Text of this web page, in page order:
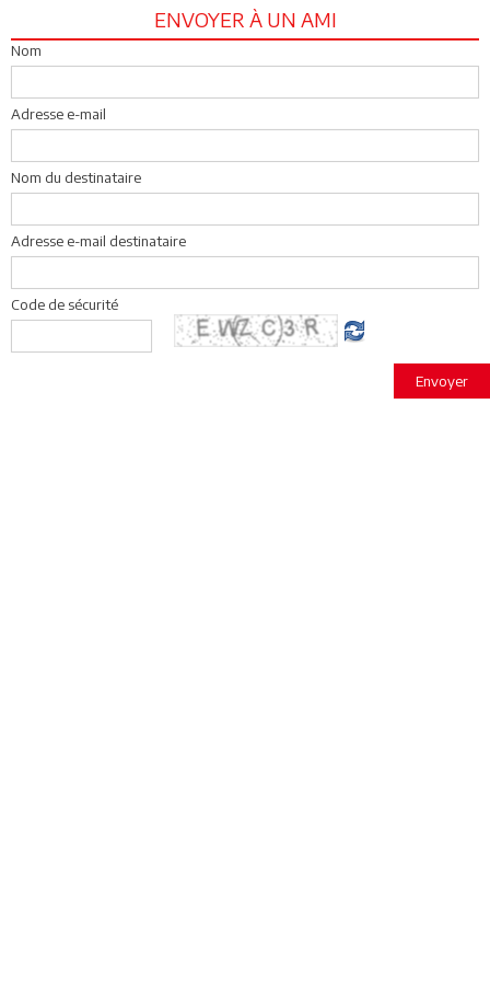
ENVOYER À UN AMI
Nom
Adresse e-mail
Nom du destinataire
Adresse e-mail destinataire
Code de sécurité
Envoyer